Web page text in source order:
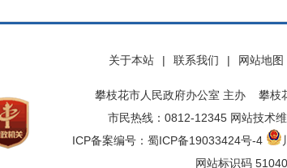
关于本站 | 联系我们 | 网站地图
攀枝花市人民政府办公室 主办 攀枝
市民热线：0812-12345 网站技术
ICP备案编号：蜀ICP备19033424号-4
网站标识码